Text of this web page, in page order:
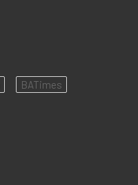
BATimes